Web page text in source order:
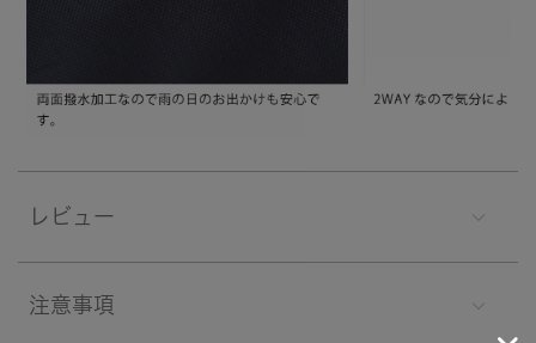
レビュー
注意事項